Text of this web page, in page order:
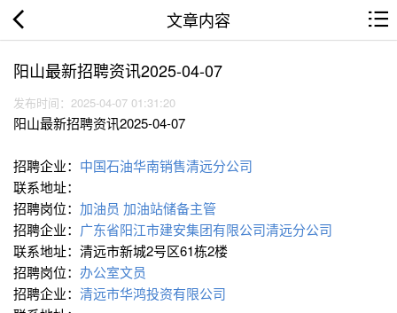
文章内容
阳山最新招聘资讯2025-04-07
发布时间：2025-04-07 01:31:20
阳山最新招聘资讯2025-04-07
招聘企业： 中国石油华南销售清远分公司
联系地址：
招聘岗位： 加油员 加油站储备主管
招聘企业： 广东省阳江市建安集团有限公司清远分公司
联系地址：清远市新城2号区61栋2楼
招聘岗位： 办公室文员
招聘企业： 清远市华鸿投资有限公司